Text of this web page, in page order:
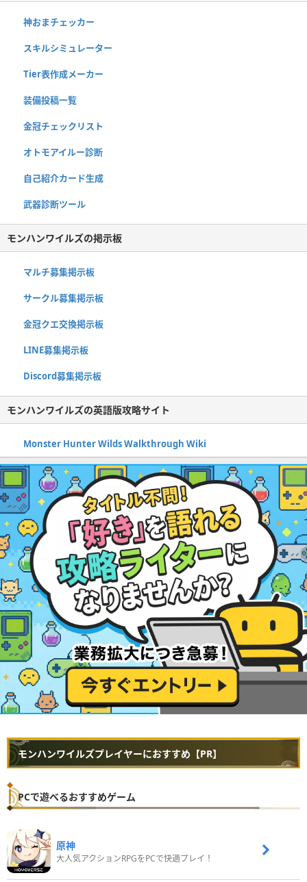
神おまチェッカー
スキルシミュレーター
Tier表作成メーカー
装備投稿一覧
金冠チェックリスト
オトモアイルー診断
自己紹介カード生成
武器診断ツール
モンハンワイルズの掲示板
マルチ募集掲示板
サークル募集掲示板
金冠クエ交換掲示板
LINE募集掲示板
Discord募集掲示板
モンハンワイルズの英語版攻略サイト
Monster Hunter Wilds Walkthrough Wiki
モンハンワイルズプレイヤーにおすすめ【PR】
PCで遊べるおすすめゲーム
原神
大人気アクションRPGをPCで快適プレイ！